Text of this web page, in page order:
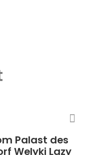
Palast des
Welyki Lazy